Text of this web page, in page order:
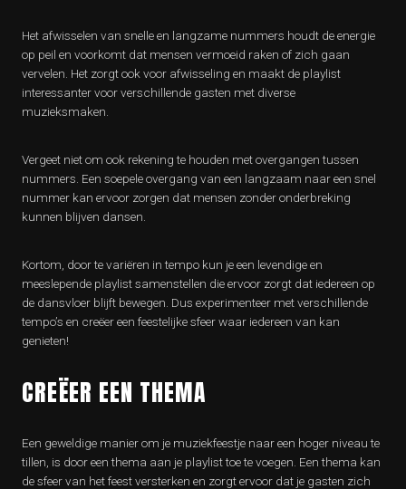
Het afwisselen van snelle en langzame nummers houdt de energie
op peil en voorkomt dat mensen vermoeid raken of zich gaan
vervelen. Het zorgt ook voor afwisseling en maakt de playlist
interessanter voor verschillende gasten met diverse
muzieksmaken.
Vergeet niet om ook rekening te houden met overgangen tussen
nummers. Een soepele overgang van een langzaam naar een snel
nummer kan ervoor zorgen dat mensen zonder onderbreking
kunnen blijven dansen.
Kortom, door te variëren in tempo kun je een levendige en
meeslepende playlist samenstellen die ervoor zorgt dat iedereen op
de dansvloer blijft bewegen. Dus experimenteer met verschillende
tempo’s en creëer een feestelijke sfeer waar iedereen van kan
genieten!
CREËER EEN THEMA
Een geweldige manier om je muziekfeestje naar een hoger niveau te
tillen, is door een thema aan je playlist toe te voegen. Een thema kan
de sfeer van het feest versterken en zorgt ervoor dat je gasten zich